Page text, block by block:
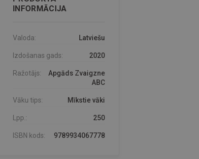
INFORMĀCIJA
Valoda: Latviešu
Izdošanas gads: 2020
Ražotājs:
Apgāds Zvaigzne
ABC
Vāku tips: Mīkstie vāki
Lpp.: 250
ISBN kods: 9789934067778